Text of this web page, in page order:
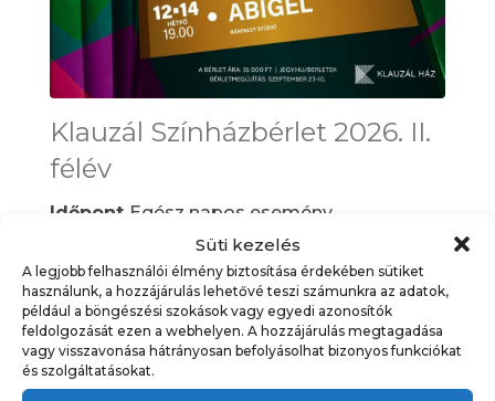
Süti kezelés
A legjobb felhasználói élmény biztosítása érdekében sütiket
használunk, a hozzájárulás lehetővé teszi számunkra az adatok,
például a böngészési szokások vagy egyedi azonosítók
feldolgozását ezen a webhelyen. A hozzájárulás megtagadása
vagy visszavonása hátrányosan befolyásolhat bizonyos funkciókat
és szolgáltatásokat.
Klauzál Színházbérlet 2026. II.
félév
Időpont Egész napos esemény
Programajánló,Programok
Színház
16
augusztus